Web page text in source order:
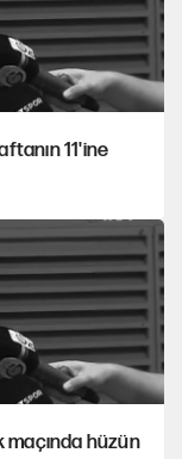
11'ine
maçında hüzün